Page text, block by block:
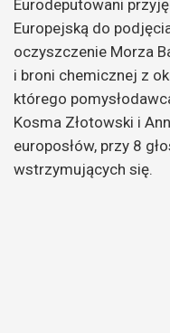
Eurodeputowani
Europejską do
oczyszczenie Morza
i broni chemicznej z
którego
Kosma Złotowski i
europosłów, przy 8
wstrzymujących się.